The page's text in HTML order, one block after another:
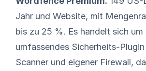
Jahr und Website, mit
bis zu 25 %. Es handelt sich um
umfassendes Sicherheits-
Scanner und eigener Firewall,